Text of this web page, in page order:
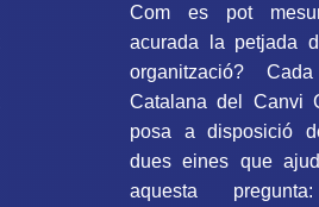
Com es pot
acurada la petjada
organització?
Catalana del Canvi
posa a disposició
dues eines que
aquesta